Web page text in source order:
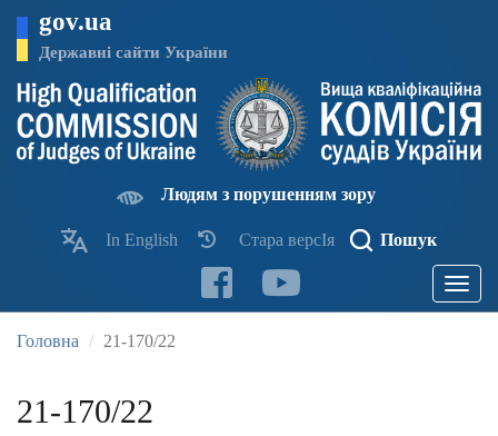
основного
матеріалу
gov.ua
Державні сайти України
Людям з порушенням зору
In English Стара версІя Пошук
Toggle
Головна 21-170/22
21-170/22